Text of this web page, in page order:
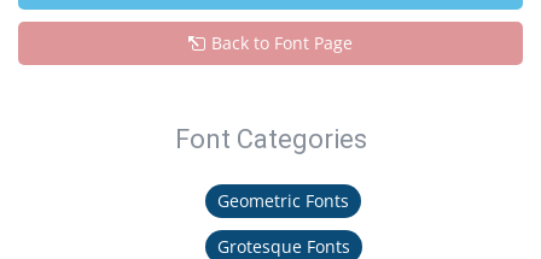
Back to Font Page
Font Categories
Geometric Fonts
Grotesque Fonts